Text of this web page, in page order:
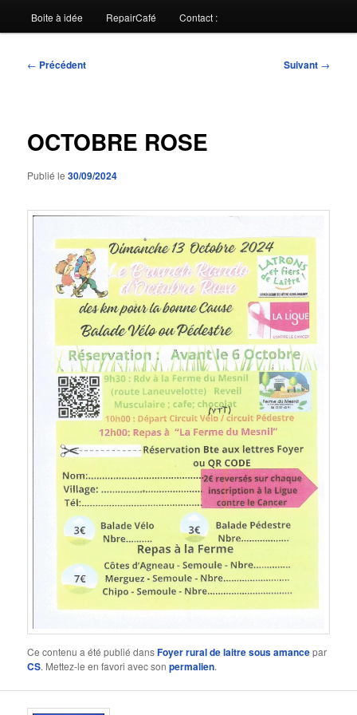
Boite à idée RepairCafé Contact :
Navigation
← Précédent Suivant →
OCTOBRE ROSE
Publié le30/09/2024
Ce contenu a été publié dansFoyer rural de laitre sous amancepar
CS. Mettez-le en favori avec sonpermalien.